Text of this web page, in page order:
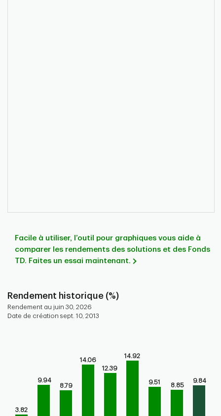
Facile à utiliser, l’outil pour graphiques vous aide à
comparer les rendements des solutions et des Fonds
TD. Faites un essai maintenant.
Rendement historique (%)
Rendement au juin 30, 2026
Date de création sept. 10, 2013
Bar chart for historical performance of the fund
The chart has 1 X axis displaying categories.
The chart has 1 Y axis displaying values. Range: 0 to 20.
3.82
9.94
8.79
14.06
12.39
14.92
9.51 8.85
9.84